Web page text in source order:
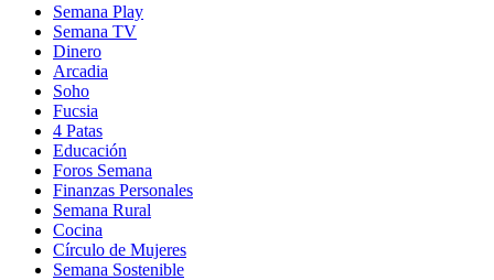
Semana Play
Semana TV
Dinero
Arcadia
Soho
in
new
window
Fucsia
in
new
window
4 Patas
Educación
Foros Semana
Finanzas Personales
Semana Rural
Cocina
Círculo de Mujeres
Semana Sostenible